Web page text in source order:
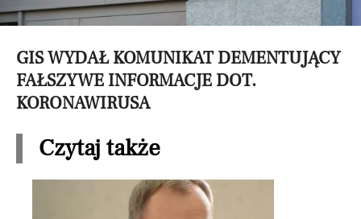
GIS WYDAŁ KOMUNIKAT DEMENTUJĄCY
FAŁSZYWE INFORMACJE DOT.
KORONAWIRUSA
Czytaj także